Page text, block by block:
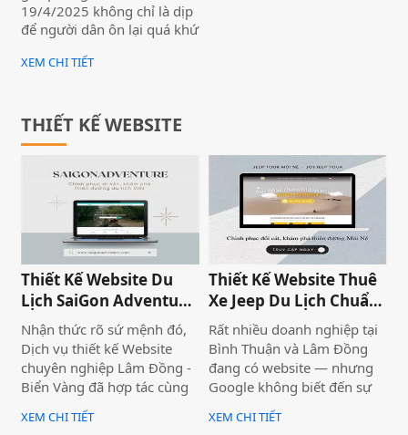
19/4/2025 không chỉ là dịp
để người dân ôn lại quá khứ
để khẳng định những thành
vững. Đây cũng là thời điểm
hùng, liệt sĩ đã hy sinh vì
hòa bình và độc lập dân tộc.
XEM CHI TIẾT
THIẾT KẾ WEBSITE
Thiết Kế Website Du
Lịch SaiGon Adventure
- Top tour Saigon
Nhận thức rõ sứ mệnh đó,
Dịch vụ thiết kế Website
chuyên nghiệp Lâm Đồng -
Biển Vàng đã hợp tác cùng
thương hiệu SaiGon
Adventure để triển khai dự
XEM CHI TIẾT
Thiết Kế Website Thuê
Xe Jeep Du Lịch Chuẩn
SEO 2026 | JoyJeep
Rất nhiều doanh nghiệp tại
Bình Thuận và Lâm Đồng
đang có website — nhưng
Google không biết đến sự
tồn tại của họ. Không có
khách từ tìm kiếm tự nhiên,
XEM CHI TIẾT